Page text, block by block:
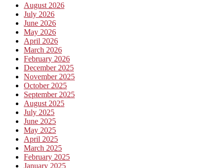
August 2026
July 2026
June 2026
May 2026
April 2026
March 2026
February 2026
December 2025
November 2025
October 2025
September 2025
August 2025
July 2025
June 2025
May 2025
April 2025
March 2025
February 2025
January 2025